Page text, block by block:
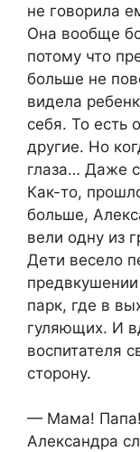
не говорила
Она вообще
потому что
больше не
видела
себя. То есть
другие. Но
глаза… Даже
Как-то,
больше,
вели одну из
Дети весело
парк, где в
гуляющих. И
воспитателя
сторону.
— Мама! Папа!
Александра